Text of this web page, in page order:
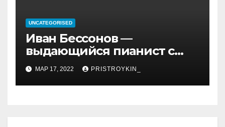
UNCATEGORISED
Иван Бессонов —
выдающийся пианист с
уникальным талантом и
впечатляющими
достижениями
МАР 17, 2022 PRISTROYKIN_